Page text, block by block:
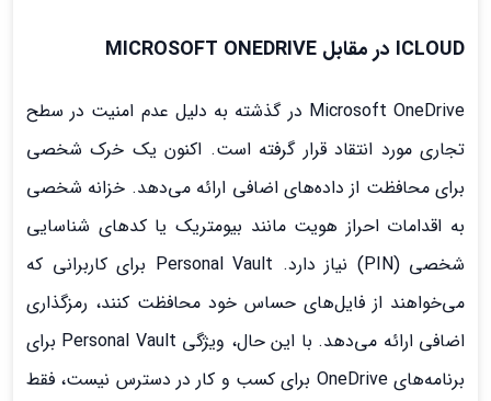
ICLOUD در مقابل MICROSOFT ONEDRIVE
Microsoft OneDrive در گذشته به دلیل عدم امنیت در سطح
تجاری مورد انتقاد قرار گرفته است. اکنون یک خرک شخصی
برای محافظت از داده‌های اضافی ارائه می‌دهد. خزانه شخصی
به اقدامات احراز هویت مانند بیومتریک یا کدهای شناسایی
شخصی (PIN) نیاز دارد. Personal Vault برای کاربرانی که
می‌خواهند از فایل‌های حساس خود محافظت کنند، رمزگذاری
اضافی ارائه می‌دهد. با این حال، ویژگی Personal Vault برای
برنامه‌های OneDrive برای کسب و کار در دسترس نیست، فقط